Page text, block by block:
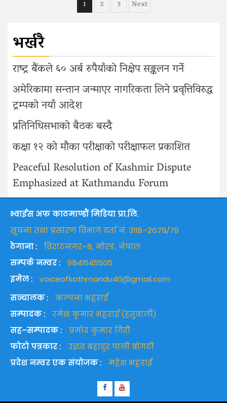
pagination
1 2 3 Next
भर्खरै
राष्ट्र बैंकले ६० अर्ब रुपैयाँको निक्षेप सङ्कलन गर्ने
अमेरिकामा सन्तान जन्माएर नागरिकता लिने प्रवृत्तिविरुद्ध
ट्रम्पको नयाँ आदेश
प्रतिनिधिसभाको बैठक बस्दै
कक्षा १२ को मौका परीक्षाको परीक्षाफल प्रकाशित
Peaceful Resolution of Kashmir Dispute
Emphasized at Kathmandu Forum
भ्वाईस अफ काठमाण्डौं मिडिया प्रा.लि.
सूचना तथा प्रसारण विभाग दर्ता नं. ३११८–२०७८/७९
ठेगाना :
विराटनगर–८, मोरङ, नेपाल
सम्पर्क नम्वर :
९८४१५४५५०५
इमेल :
voiceofkathmandu40@gmail.com
सञ्चालक :
कल्पना भट्टराई
सम्पादक :
रमेश कुमार भट्टराई (हतुवाली)
सह–सम्पादक :
प्रमोद कुमार गिरी
फोटो पत्रकार :
उद्धव बहादुर पाली बोगटी
प्रदेश नम्वर एक संयोजक :
महेश भट्टराई
Facebook
Youtube